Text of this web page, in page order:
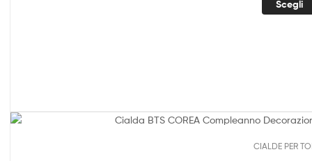
Scegli
CIALDE PER